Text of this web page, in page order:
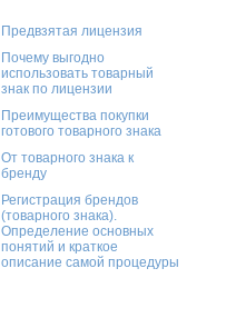
Предвзятая лицензия
Почему выгодно
использовать товарный
знак по лицензии
Преимущества покупки
готового товарного знака
От товарного знака к
бренду
Регистрация брендов
(товарного знака).
Определение основных
понятий и краткое
описание самой процедуры